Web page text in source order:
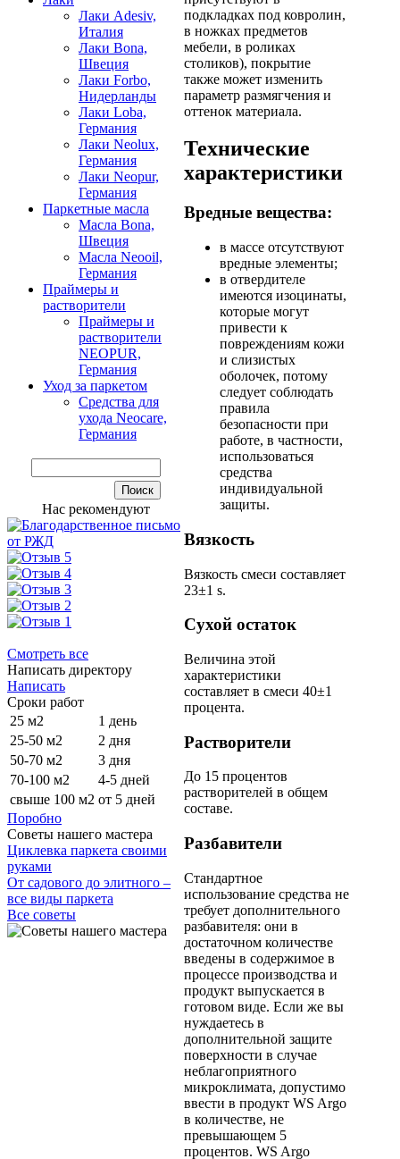
Лаки Adesiv,
Италия
Лаки Bona,
Швеция
Лаки Forbo,
Нидерланды
Лаки Loba,
Германия
Лаки Neolux,
Германия
Лаки Neopur,
Германия
Паркетные масла
Масла Bona,
Швеция
Масла Neooil,
Германия
Праймеры и
растворители
Праймеры и
растворители
NEOPUR,
Германия
Уход за паркетом
Средства для
ухода Neocare,
Германия
Нас рекомендуют
Смотреть все
Написать директору
Написать
Сроки работ
25 м2
1 день
25-50 м2
2 дня
50-70 м2
3 дня
70-100 м2
4-5 дней
свыше 100 м2 от 5 дней
Поробно
Советы нашего мастера
Циклевка паркета своими
руками
От садового до элитного –
все виды паркета
Все советы
подкладках под ковролин,
в ножках предметов
мебели, в роликах
столиков), покрытие
также может изменить
параметр размягчения и
оттенок материала.
Технические
характеристики
Вредные вещества:
в массе отсутствуют
вредные элементы;
в отвердителе
имеются изоцинаты,
которые могут
привести к
повреждениям кожи
и слизистых
оболочек, потому
следует соблюдать
правила
безопасности при
работе, в частности,
использоваться
средства
индивидуальной
защиты.
Вязкость
Вязкость смеси составляет
23±1 s.
Сухой остаток
Величина этой
характеристики
составляет в смеси 40±1
процента.
Растворители
До 15 процентов
растворителей в общем
составе.
Разбавители
Стандартное
использование средства не
требует дополнительного
разбавителя: они в
достаточном количестве
введены в содержимое в
процессе производства и
продукт выпускается в
готовом виде. Если же вы
нуждаетесь в
дополнительной защите
поверхности в случае
неблагоприятного
микроклимата, допустимо
ввести в продукт WS Argo
в количестве, не
превышающем 5
процентов. WS Argo